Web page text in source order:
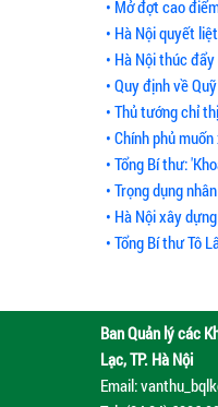
• Mở đợt cao
• Hà Nội quyết
• Hà Nội thúc
• Quy định về
• Thủ tướng chỉ
• Chính phủ
• Tổng Bí thư:
• Trọng dụng
• Hà Nội xây
• Tổng Bí thư Tô
Ban Quản lý các
Lạc, TP. Hà Nội
Email: